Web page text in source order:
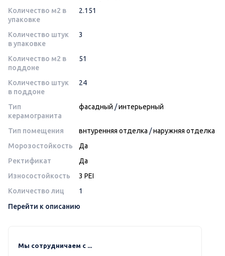
Количество м2 в
упаковке
2.151
Количество штук
в упаковке
3
Количество м2 в
поддоне
51
Количество штук
в поддоне
24
Тип
керамогранита
фасадный /интерьерный
Тип помещения внтуренняя отделка /наружняя отделка
Морозостойкость
Да
Ректификат
Да
Износостойкость
3 PEI
Количество лиц
1
Перейти к описанию
Мы сотрудничаем с ...